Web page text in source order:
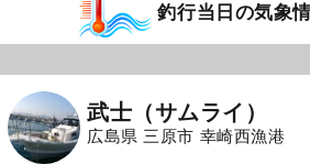
釣行当日の気象
武士（サムライ）
広島県 三原市 幸崎西漁港